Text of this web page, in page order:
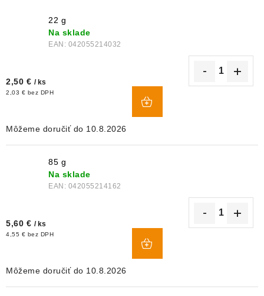
22 g
Na sklade
EAN: 042055214032
2,50 € / ks
2,03 € bez DPH
10.8.2026
85 g
Na sklade
EAN: 042055214162
5,60 € / ks
4,55 € bez DPH
10.8.2026